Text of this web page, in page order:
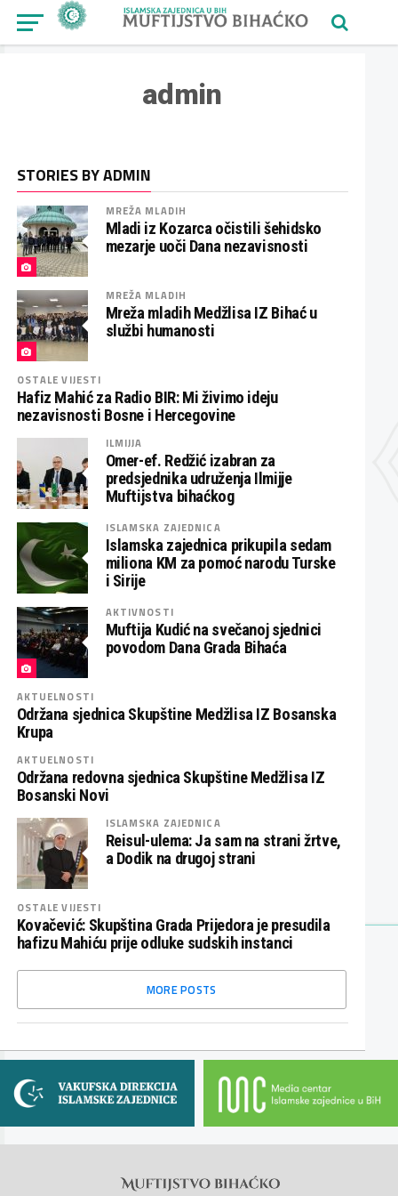
admin
STORIES BY ADMIN
MREŽA MLADIH
Mladi iz Kozarca očistili šehidsko
mezarje uoči Dana nezavisnosti
MREŽA MLADIH
Mreža mladih Medžlisa IZ Bihać u
službi humanosti
OSTALE VIJESTI
Hafiz Mahić za Radio BIR: Mi živimo ideju
nezavisnosti Bosne i Hercegovine
ILMIJJA
Omer-ef. Redžić izabran za
predsjednika udruženja Ilmijje
Muftijstva bihaćkog
ISLAMSKA ZAJEDNICA
Islamska zajednica prikupila sedam
miliona KM za pomoć narodu Turske
i Sirije
AKTIVNOSTI
Muftija Kudić na svečanoj sjednici
povodom Dana Grada Bihaća
AKTUELNOSTI
Održana sjednica Skupštine Medžlisa IZ Bosanska
Krupa
AKTUELNOSTI
Održana redovna sjednica Skupštine Medžlisa IZ
Bosanski Novi
ISLAMSKA ZAJEDNICA
Reisul-ulema: Ja sam na strani žrtve,
a Dodik na drugoj strani
OSTALE VIJESTI
Kovačević: Skupština Grada Prijedora je presudila
hafizu Mahiću prije odluke sudskih instanci
MORE POSTS